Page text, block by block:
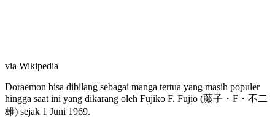
via Wikipedia
Doraemon bisa dibilang sebagai manga tertua yang masih populer
hingga saat ini yang dikarang oleh Fujiko F. Fujio (藤子・F・不二
雄) sejak 1 Juni 1969.